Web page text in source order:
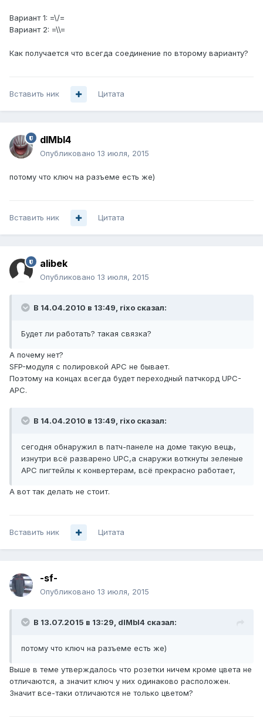
Вариант 1: =\/=
Вариант 2: =\\=
Как получается что всегда соединение по второму варианту?
Вставить ник Цитата
dIMbI4
Опубликовано 13 июля, 2015
потому что ключ на разъеме есть же)
Вставить ник Цитата
alibek
Опубликовано 13 июля, 2015
В 14.04.2010 в 13:49, rixo сказал:
Будет ли работать? такая связка?
А почему нет?
SFP-модуля с полировкой APC не бывает.
Поэтому на концах всегда будет переходный патчкорд UPC-
APC.
В 14.04.2010 в 13:49, rixo сказал:
сегодня обнаружил в патч-панеле на доме такую вещь,
изнутри всё разварено UPC,а снаружи воткнуты зеленые
APC пигтейлы к конвертерам, всё прекрасно работает,
А вот так делать не стоит.
Вставить ник Цитата
-sf-
Опубликовано 13 июля, 2015
В 13.07.2015 в 13:29, dIMbI4 сказал:
потому что ключ на разъеме есть же)
Выше в теме утверждалось что розетки ничем кроме цвета не
отличаются, а значит ключ у них одинаково расположен.
Значит все-таки отличаются не только цветом?